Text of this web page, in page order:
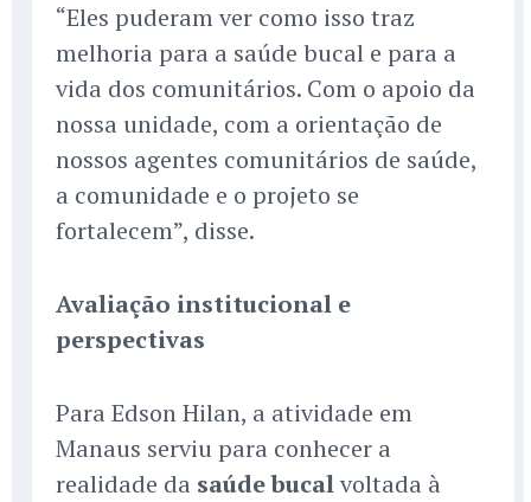
“Eles puderam ver como isso traz
melhoria para a saúde bucal e para a
vida dos comunitários. Com o apoio da
nossa unidade, com a orientação de
nossos agentes comunitários de saúde,
a comunidade e o projeto se
fortalecem”, disse.
Avaliação institucional e
perspectivas
Para Edson Hilan, a atividade em
Manaus serviu para conhecer a
realidade da saúde bucalvoltada à